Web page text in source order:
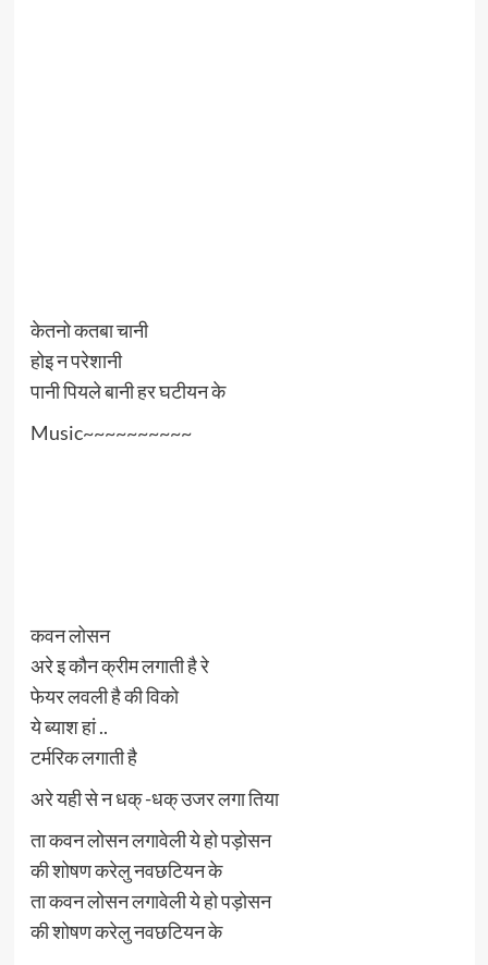
केतनो कतबा चानी
होइ न परेशानी
पानी पियले बानी हर घटीयन के
Music~~~~~~~~~~
कवन लोसन
अरे इ कौन क्रीम लगाती है रे
फेयर लवली है की विको
ये ब्याश हां ..
टर्मरिक लगाती है
अरे यही से न धक् -धक् उजर लगा तिया
ता कवन लोसन लगावेली ये हो पड़ोसन
की शोषण करेलु नवछटियन के
ता कवन लोसन लगावेली ये हो पड़ोसन
की शोषण करेलु नवछटियन के